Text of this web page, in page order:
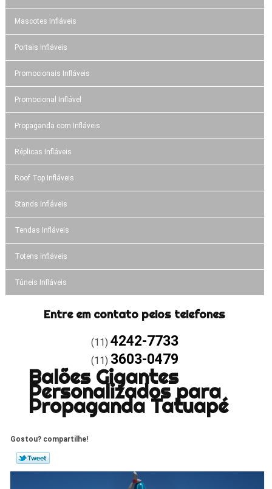
Mascotes Infláveis
Portais Infláveis
Promocionais Infláveis
Promocional Inflável
Propaganda com Infláveis
Réplicas Infláveis
Roof Top Infláveis
Stands Infláveis
Tendas Infláveis
Totens infláveis
Túneis Infláveis
Entre em contato pelos telefones
(11) 4242-7733
(11) 3603-0479
Balões Gigantes
Personalizados para
Propaganda Tatuapé
Gostou? compartilhe!